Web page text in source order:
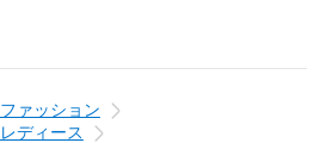
ファッション
レディース